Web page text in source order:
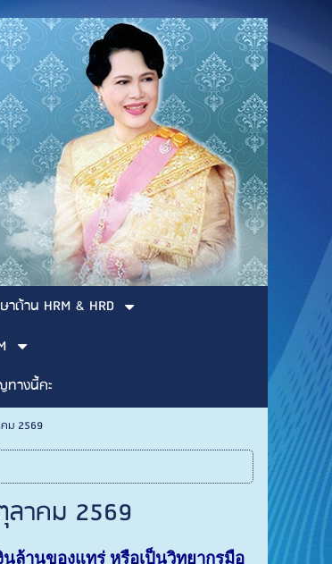
ด้าน HRM & HRD
างนี้คะ
คม 2569
ลาคม 2569
ล้านของแทร่ หรือเป็นวิทยากรมือ